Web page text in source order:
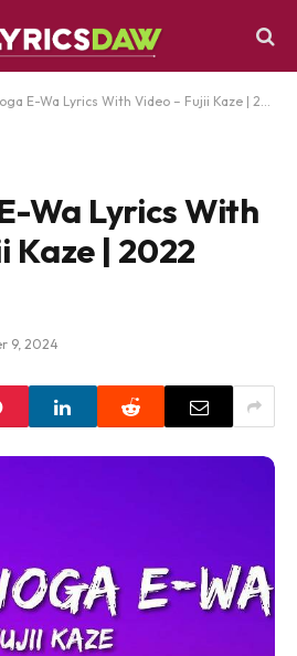
E-Wa Lyrics With Video – Fujii Kaze | 2022 Song
Wa Lyrics With
Kaze | 2022
9, 2024